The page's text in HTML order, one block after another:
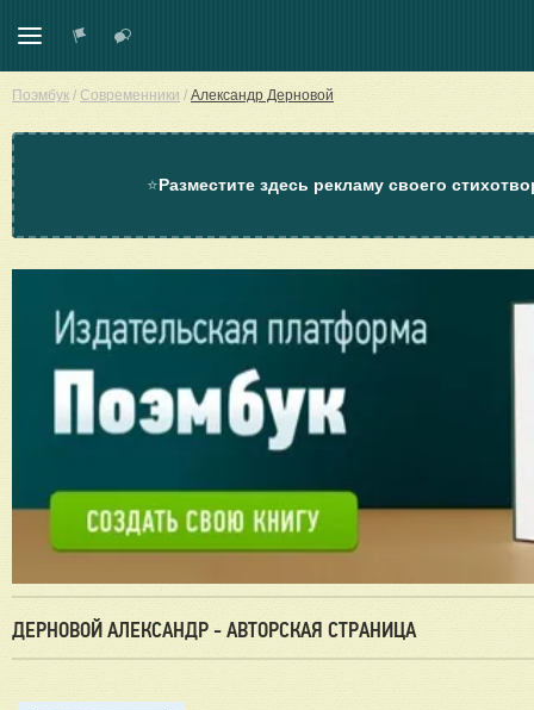
Поэмбук / Современники / Александр Дерновой
⭐Разместите здесь рекламу своего
ДЕРНОВОЙ АЛЕКСАНДР - АВТОРСКАЯ СТРАНИЦА